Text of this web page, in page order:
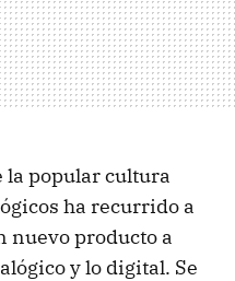
la popular cultura
ha recurrido a
nuevo producto a
y lo digital. Se